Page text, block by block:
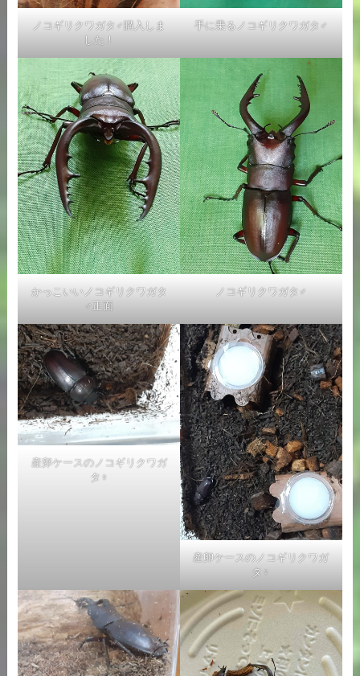
ノコギリクワガタ♂購入しま
した！
手に乗るノコギリクワガタ♂
かっこいいノコギリクワガタ
♂正面
ノコギリクワガタ♂
産卵ケースのノコギリクワガ
タ♀
産卵ケースのノコギリクワガ
タ♀